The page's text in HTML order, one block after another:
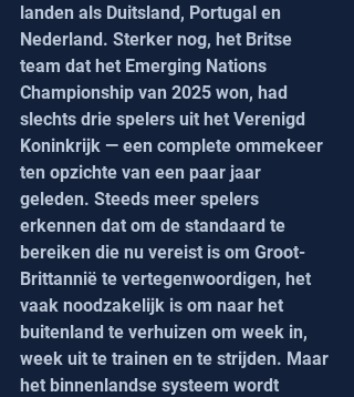
landen als Duitsland, Portugal en
Nederland. Sterker nog, het Britse
team dat het Emerging Nations
Championship van 2025 won, had
slechts drie spelers uit het Verenigd
Koninkrijk — een complete ommekeer
ten opzichte van een paar jaar
geleden. Steeds meer spelers
erkennen dat om de standaard te
bereiken die nu vereist is om Groot-
Brittannië te vertegenwoordigen, het
vaak noodzakelijk is om naar het
buitenland te verhuizen om week in,
week uit te trainen en te strijden. Maar
het binnenlandse systeem wordt